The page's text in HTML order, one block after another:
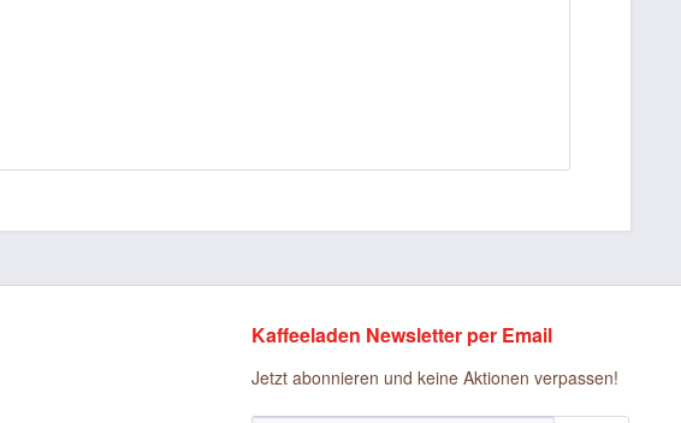
Kaffeeladen Newsletter per Email
Jetzt abonnieren und keine Aktionen verpassen!